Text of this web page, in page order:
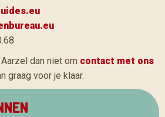
dan niet om contact met ons
graag voor je klaar.